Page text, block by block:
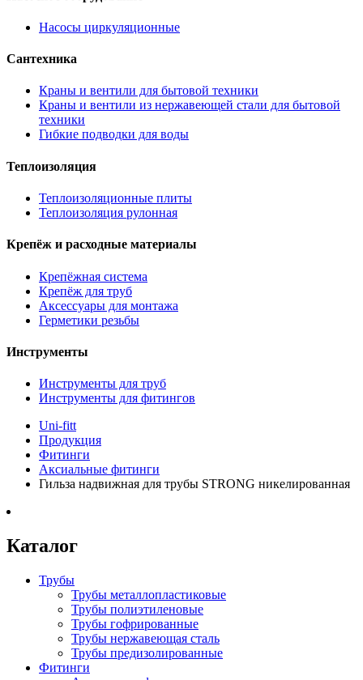
Насосы циркуляционные
Сантехника
Краны и вентили для бытовой техники
Краны и вентили из нержавеющей стали для бытовой
техники
Гибкие подводки для воды
Теплоизоляция
Теплоизоляционные плиты
Теплоизоляция рулонная
Крепёж и расходные материалы
Крепёжная система
Крепёж для труб
Аксессуары для монтажа
Герметики резьбы
Инструменты
Инструменты для труб
Инструменты для фитингов
Uni-fitt
Продукция
Фитинги
Аксиальные фитинги
Гильза надвижная для трубы STRONG никелированная
Каталог
Трубы
Трубы металлопластиковые
Трубы полиэтиленовые
Трубы гофрированные
Трубы нержавеющая сталь
Трубы предизолированные
Фитинги